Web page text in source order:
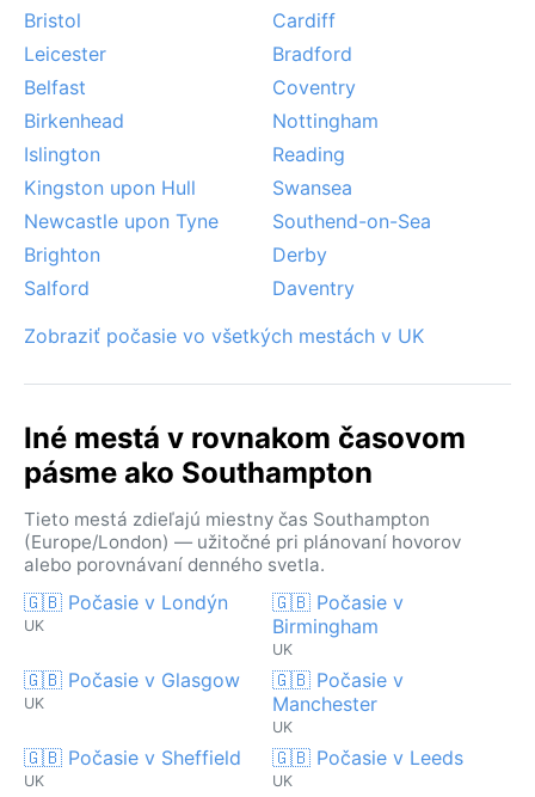
Bristol
Cardiff
Leicester
Bradford
Belfast
Coventry
Birkenhead
Nottingham
Islington
Reading
Kingston upon Hull
Swansea
Newcastle upon Tyne
Southend-on-Sea
Brighton
Derby
Salford
Daventry
Zobraziť počasie vo všetkých mestách v UK
Iné mestá v rovnakom časovom
pásme ako Southampton
Tieto mestá zdieľajú miestny čas Southampton
(Europe/London) — užitočné pri plánovaní hovorov
alebo porovnávaní denného svetla.
🇬🇧 Počasie v Londýn
UK
🇬🇧 Počasie v
Birmingham
UK
🇬🇧 Počasie v Glasgow
UK
🇬🇧 Počasie v
Manchester
UK
🇬🇧 Počasie v Sheffield
UK
🇬🇧 Počasie v Leeds
UK